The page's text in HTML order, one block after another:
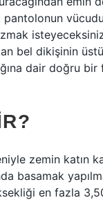
pantolonun
bel dikişinin
dair doğru bir
zemin katın
basamak
en fazla 3,50